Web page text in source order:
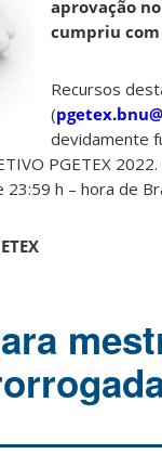
aprovação
cumpriu com
Recursos
(
devidamente
PGETEX
h – hora de